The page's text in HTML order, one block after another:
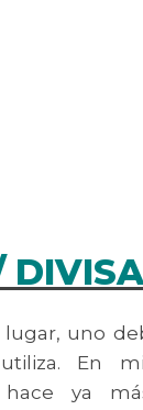
uno
En
hace ya